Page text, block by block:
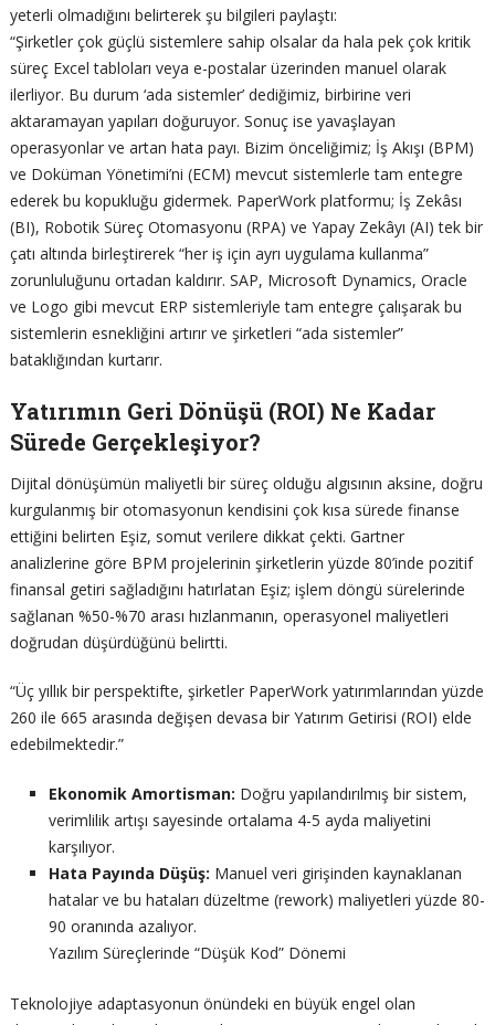
yeterli olmadığını belirterek şu bilgileri paylaştı:
“Şirketler çok güçlü sistemlere sahip olsalar da hala pek çok kritik
süreç Excel tabloları veya e-postalar üzerinden manuel olarak
ilerliyor. Bu durum ‘ada sistemler’ dediğimiz, birbirine veri
aktaramayan yapıları doğuruyor. Sonuç ise yavaşlayan
operasyonlar ve artan hata payı. Bizim önceliğimiz; İş Akışı (BPM)
ve Doküman Yönetimi’ni (ECM) mevcut sistemlerle tam entegre
ederek bu kopukluğu gidermek. PaperWork platformu; İş Zekâsı
(BI), Robotik Süreç Otomasyonu (RPA) ve Yapay Zekâyı (AI) tek bir
çatı altında birleştirerek “her iş için ayrı uygulama kullanma”
zorunluluğunu ortadan kaldırır. SAP, Microsoft Dynamics, Oracle
ve Logo gibi mevcut ERP sistemleriyle tam entegre çalışarak bu
sistemlerin esnekliğini artırır ve şirketleri “ada sistemler”
bataklığından kurtarır.
Yatırımın Geri Dönüşü (ROI) Ne Kadar
Sürede Gerçekleşiyor?
Dijital dönüşümün maliyetli bir süreç olduğu algısının aksine, doğru
kurgulanmış bir otomasyonun kendisini çok kısa sürede finanse
ettiğini belirten Eşiz, somut verilere dikkat çekti. Gartner
analizlerine göre BPM projelerinin şirketlerin yüzde 80’inde pozitif
finansal getiri sağladığını hatırlatan Eşiz; işlem döngü sürelerinde
sağlanan %50-%70 arası hızlanmanın, operasyonel maliyetleri
doğrudan düşürdüğünü belirtti.
“Üç yıllık bir perspektifte, şirketler PaperWork yatırımlarından yüzde
260 ile 665 arasında değişen devasa bir Yatırım Getirisi (ROI) elde
edebilmektedir.”
Ekonomik Amortisman: Doğru yapılandırılmış bir sistem,
verimlilik artışı sayesinde ortalama 4-5 ayda maliyetini
karşılıyor.
Hata Payında Düşüş: Manuel veri girişinden kaynaklanan
hatalar ve bu hataları düzeltme (rework) maliyetleri yüzde 80-
90 oranında azalıyor.
Yazılım Süreçlerinde “Düşük Kod” Dönemi
Teknolojiye adaptasyonun önündeki en büyük engel olan